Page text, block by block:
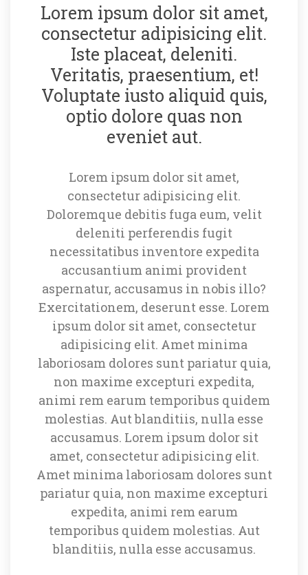
Lorem ipsum dolor sit amet,
consectetur adipisicing elit.
Iste placeat, deleniti.
Veritatis, praesentium, et!
Voluptate iusto aliquid quis,
optio dolore quas non
eveniet aut.
Lorem ipsum dolor sit amet,
consectetur adipisicing elit.
Doloremque debitis fuga eum, velit
deleniti perferendis fugit
necessitatibus inventore expedita
accusantium animi provident
aspernatur, accusamus in nobis illo?
Exercitationem, deserunt esse. Lorem
ipsum dolor sit amet, consectetur
adipisicing elit. Amet minima
laboriosam dolores sunt pariatur quia,
non maxime excepturi expedita,
animi rem earum temporibus quidem
molestias. Aut blanditiis, nulla esse
accusamus. Lorem ipsum dolor sit
amet, consectetur adipisicing elit.
Amet minima laboriosam dolores sunt
pariatur quia, non maxime excepturi
expedita, animi rem earum
temporibus quidem molestias. Aut
blanditiis, nulla esse accusamus.